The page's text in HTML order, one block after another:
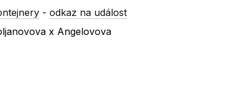
-odkaz na událost
x Angelovova